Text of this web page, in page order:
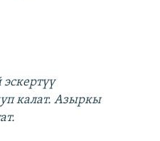
калат. Азыркы